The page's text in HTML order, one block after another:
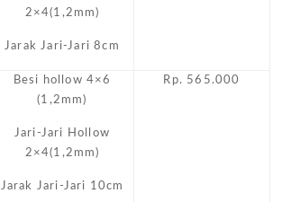
2×4(1,2mm)
Jarak Jari-Jari 8cm
Besi hollow 4×6
(1,2mm)
Jari-Jari Hollow
2×4(1,2mm)
Jarak Jari-Jari 10cm
Rp. 565.000